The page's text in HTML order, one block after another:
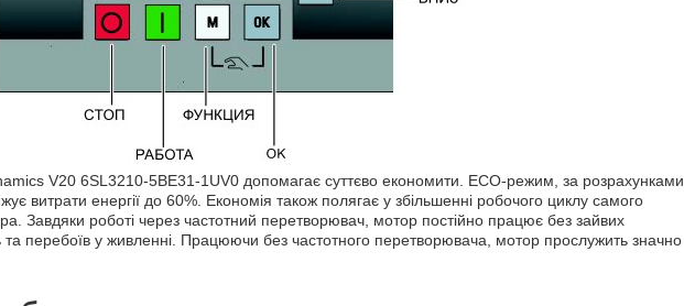
V20 6SL3210-5BE31-1UV0 допомагає суттєво економити. ECO-режим, за розрахунками
витрати енергії до 60%. Економія також полягає у збільшенні робочого циклу самого
Завдяки роботі через частотний перетворювач, мотор постійно працює без зайвих
та перебоїв у живленні. Працюючи без частотного перетворювача, мотор прослужить значно